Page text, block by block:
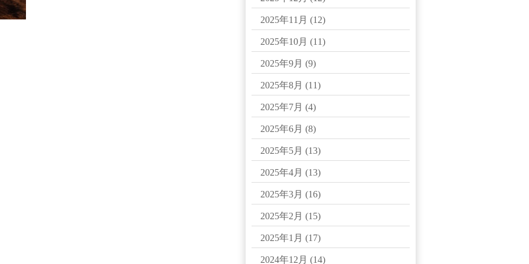
2025年11月 (12)
2025年10月 (11)
2025年9月 (9)
2025年8月 (11)
2025年7月 (4)
2025年6月 (8)
2025年5月 (13)
2025年4月 (13)
2025年3月 (16)
2025年2月 (15)
2025年1月 (17)
2024年12月 (14)